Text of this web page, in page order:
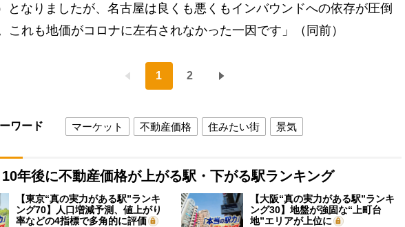
となりましたが、名古屋は良くも悪くもインバウンドへの依存が圧倒
これも地価がコロナに左右されなかった一因です」（同前）
1 2
ワード マーケット 不動産価格 住みたい街 景気
10年後に不動産価格が上がる駅・下がる駅ランキング
【東京“真の実力がある駅”ランキ
ング70】人口増減予測、値上がり
率などの4指標で多角的に評価
【大阪“真の実力がある駅”ランキ
ング30】地盤が強固な“上町台
地”エリアが上位に